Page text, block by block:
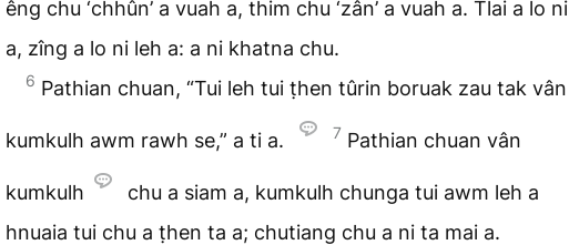
êng chu ‘chhûn’ a vuah a, thim chu ‘zân’ a vuah a. Tlai a lo ni
a, zîng a lo ni leh a: a ni khatna chu.
6 Pathian chuan, “Tui leh tui ṭhen tûrin boruak zau tak vân
kumkulh awm rawh se,” a ti a. 7 Pathian chuan vân
kumkulh
chu a siam a, kumkulh chunga tui awm leh a
hnuaia tui chu a ṭhen ta a; chutiang chu a ni ta mai a.